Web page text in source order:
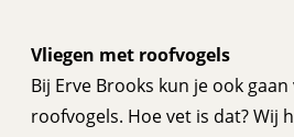
Vliegen met roofvogels
Bij Erve Brooks kun je ook
roofvogels. Hoe vet is dat? Wij